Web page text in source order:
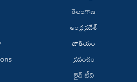
తెలంగాణ
ఆంధ్రప్రదేశ్
జాతీయం
ప్రపంచం
లైవ్ టీవి